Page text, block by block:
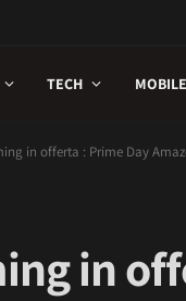
TECH
in offerta : Prime Day
in